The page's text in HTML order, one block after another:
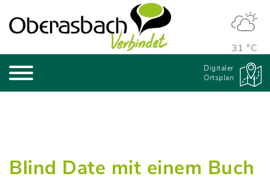
31 °C
Digitaler
Ortsplan
Blind Date mit einem Buch